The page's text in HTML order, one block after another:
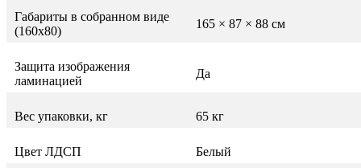
Габариты в собранном виде
(160х80)
165 × 87 × 88 см
Защита изображения
ламинацией
Да
Вес упаковки, кг 65 кг
Цвет ЛДСП Белый